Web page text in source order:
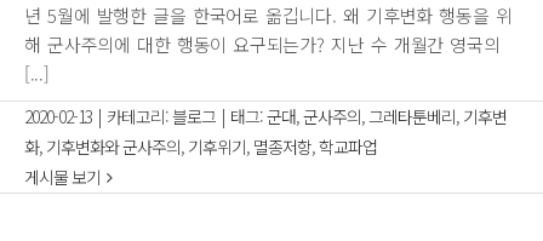
년 5월에 발행한 글을 한국어로 옮깁니다. 왜 기후변화 행동을 위
해 군사주의에 대한 행동이 요구되는가? 지난 수 개월간 영국의
[...]
2020-02-13 | 카테고리:블로그 | 태그:군대,군사주의,그레타툰베리, 기후변
화, 기후변화와 군사주의, 기후위기, 멸종저항,학교파업
게시물 보기